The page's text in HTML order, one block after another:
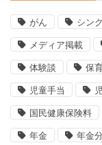
がん シン
メディア掲載
体験談 保
児童手当
国民健康保険料
年金 年金